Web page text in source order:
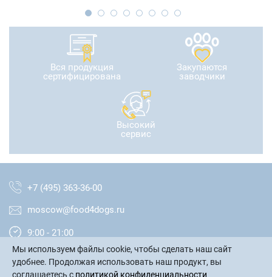
Вся продукция
сертифицирована
Закупаются
заводчики
Высокий
сервис
+7 (495) 363-36-00
moscow@food4dogs.ru
9:00 - 21:00
Москва и МО
Мы используем файлы cookie, чтобы сделать наш сайт
удобнее. Продолжая использовать наш продукт, вы
соглашаетесь с политикой конфиденциальности